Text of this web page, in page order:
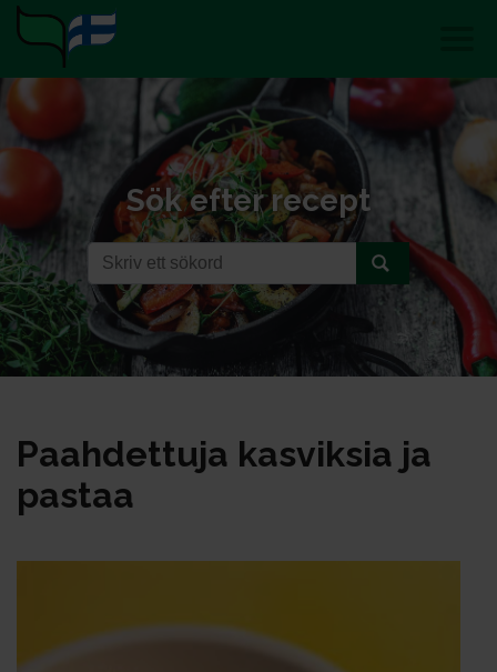
Sök efter recept
Paah­det­tu­ja kas­vik­sia ja
pas­taa